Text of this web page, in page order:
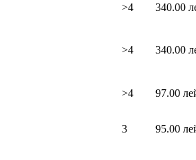
>4 340.00
>4 340.00
>4 97.00
3 95.00